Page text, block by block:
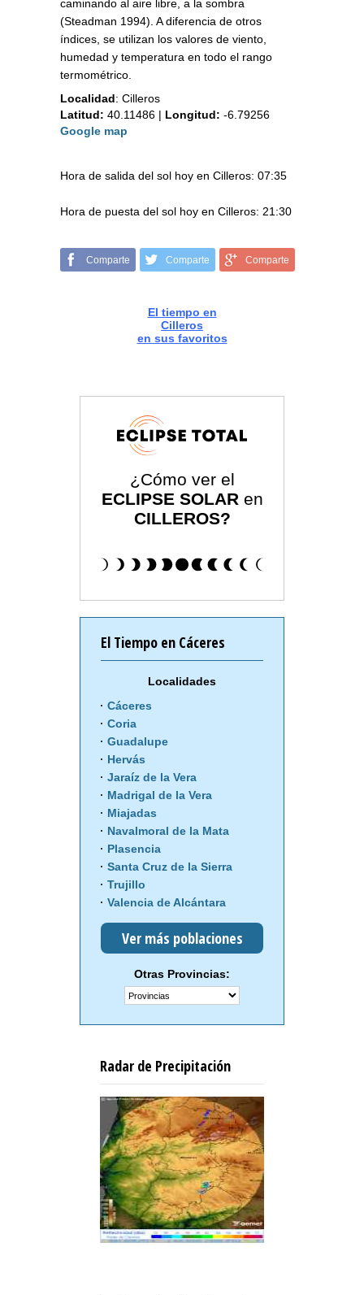
caminando al aire libre, a la sombra
(Steadman 1994). A diferencia de otros
índices, se utilizan los valores de viento,
humedad y temperatura en todo el rango
termométrico.
Localidad: Cilleros
Latitud: 40.11486 | Longitud: -6.79256
Google map
Hora de salida del sol hoy en Cilleros: 07:35
Hora de puesta del sol hoy en Cilleros: 21:30
Comparte Comparte Comparte
El tiempo en
Cilleros
en sus favoritos
¿Cómo ver el
ECLIPSE SOLAR en
CILLEROS?
El Tiempo en Cáceres
Localidades
Cáceres
Coria
Guadalupe
Hervás
Jaraíz de la Vera
Madrigal de la Vera
Miajadas
Navalmoral de la Mata
Plasencia
Santa Cruz de la Sierra
Trujillo
Valencia de Alcántara
Ver más poblaciones
Otras Provincias:
Radar de Precipitación